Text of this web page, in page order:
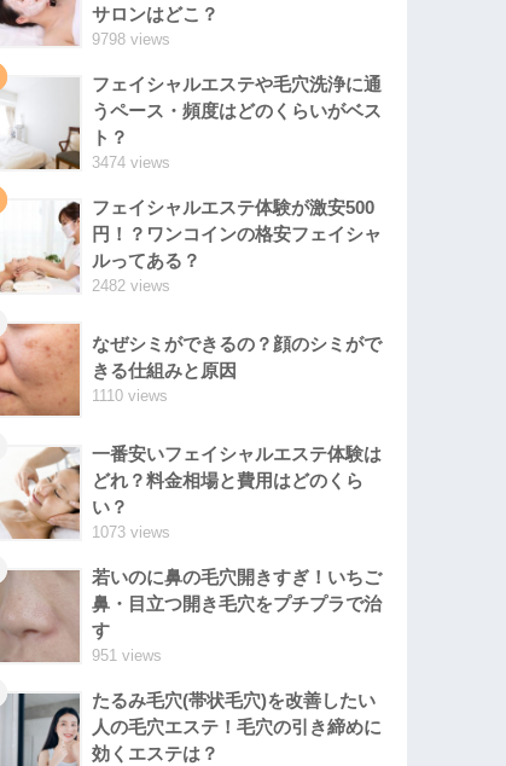
サロンはどこ？
9798 views
フェイシャルエステや毛穴洗浄に通
うペース・頻度はどのくらいがベス
ト？
3474 views
フェイシャルエステ体験が激安500
円！？ワンコインの格安フェイシャ
ルってある？
2482 views
なぜシミができるの？顔のシミがで
きる仕組みと原因
1110 views
一番安いフェイシャルエステ体験は
どれ？料金相場と費用はどのくら
い？
1073 views
若いのに鼻の毛穴開きすぎ！いちご
鼻・目立つ開き毛穴をプチプラで治
す
951 views
たるみ毛穴(帯状毛穴)を改善したい
人の毛穴エステ！毛穴の引き締めに
効くエステは？